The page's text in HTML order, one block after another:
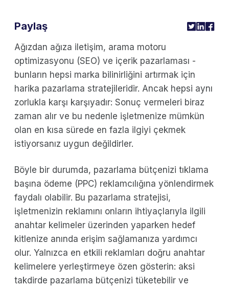
Ağızdan ağıza iletişim, arama motoru
optimizasyonu (SEO) ve içerik pazarlaması -
bunların hepsi marka bilinirliğini artırmak için
harika pazarlama stratejileridir. Ancak hepsi aynı
zorlukla karşı karşıyadır: Sonuç vermeleri biraz
zaman alır ve bu nedenle işletmenize mümkün
olan en kısa sürede en fazla ilgiyi çekmek
istiyorsanız uygun değildirler.
Böyle bir durumda, pazarlama bütçenizi tıklama
başına ödeme (PPC) reklamcılığına yönlendirmek
faydalı olabilir. Bu pazarlama stratejisi,
işletmenizin reklamını onların ihtiyaçlarıyla ilgili
anahtar kelimeler üzerinden yaparken hedef
kitlenize anında erişim sağlamanıza yardımcı
olur. Yalnızca en etkili reklamları doğru anahtar
kelimelere yerleştirmeye özen gösterin: aksi
takdirde pazarlama bütçenizi tüketebilir ve
Paylaş